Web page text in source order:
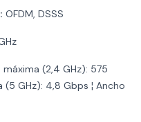
OFDM, DSSS
(2,4 GHz): 575
GHz): 4,8 Gbps ¦ Ancho